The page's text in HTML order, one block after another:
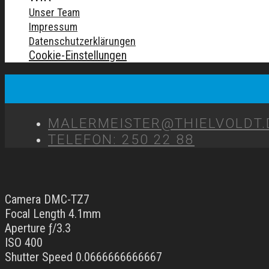
Unser Team
Impressum
Datenschutzerklärungen
Cookie-Einstellungen
TELEFON: 250 22 88
Camera DMC-TZ7
Focal Length 4.1mm
Aperture ƒ/3.3
ISO 400
Shutter Speed 0.0666666666667